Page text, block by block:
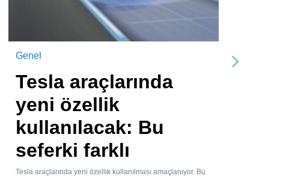
Genel
Tesla araçlarında
yeni özellik
kullanılacak: Bu
seferki farklı
Tesla araçlarında yeni özellik kullanılması amaçlanıyor. Bu
Sonraki